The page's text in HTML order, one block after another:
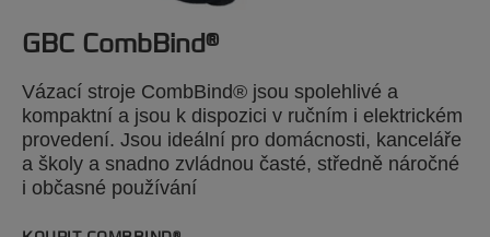
GBC CombBind®
Vázací stroje CombBind® jsou spolehlivé a
kompaktní a jsou k dispozici v ručním i elektrickém
provedení. Jsou ideální pro domácnosti, kanceláře
a školy a snadno zvládnou časté, středně náročné
i občasné používání